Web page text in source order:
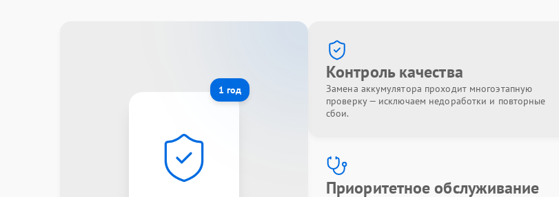
1 год
Контроль качества
Замена аккумулятора проходит многоэтапную
проверку — исключаем недоработки и повторные
сбои.
Приоритетное обслуживание